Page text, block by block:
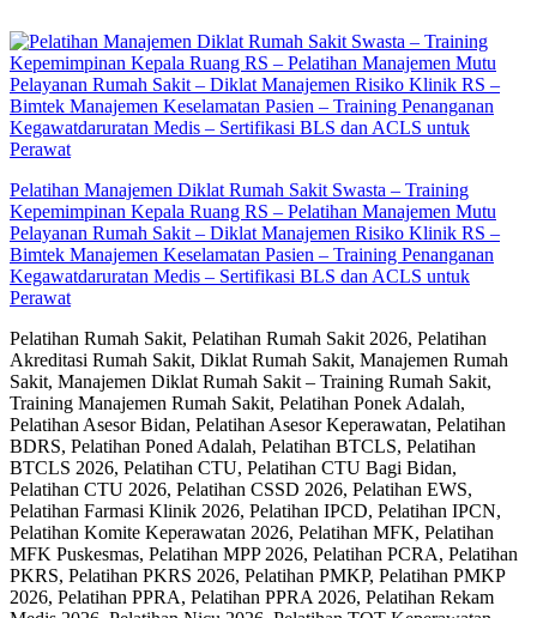
to
content
Pelatihan Manajemen Diklat Rumah Sakit Swasta – Training
Kepemimpinan Kepala Ruang RS – Pelatihan Manajemen Mutu
Pelayanan Rumah Sakit – Diklat Manajemen Risiko Klinik RS –
Bimtek Manajemen Keselamatan Pasien – Training Penanganan
Kegawatdaruratan Medis – Sertifikasi BLS dan ACLS untuk
Perawat
Pelatihan Rumah Sakit, Pelatihan Rumah Sakit 2026, Pelatihan
Akreditasi Rumah Sakit, Diklat Rumah Sakit, Manajemen Rumah
Sakit, Manajemen Diklat Rumah Sakit – Training Rumah Sakit,
Training Manajemen Rumah Sakit, Pelatihan Ponek Adalah,
Pelatihan Asesor Bidan, Pelatihan Asesor Keperawatan, Pelatihan
BDRS, Pelatihan Poned Adalah, Pelatihan BTCLS, Pelatihan
BTCLS 2026, Pelatihan CTU, Pelatihan CTU Bagi Bidan,
Pelatihan CTU 2026, Pelatihan CSSD 2026, Pelatihan EWS,
Pelatihan Farmasi Klinik 2026, Pelatihan IPCD, Pelatihan IPCN,
Pelatihan Komite Keperawatan 2026, Pelatihan MFK, Pelatihan
MFK Puskesmas, Pelatihan MPP 2026, Pelatihan PCRA, Pelatihan
PKRS, Pelatihan PKRS 2026, Pelatihan PMKP, Pelatihan PMKP
2026, Pelatihan PPRA, Pelatihan PPRA 2026, Pelatihan Rekam